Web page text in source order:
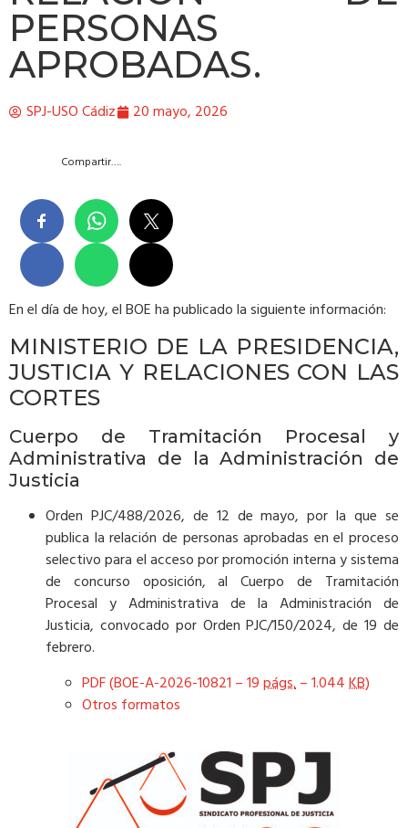
PERSONAS
APROBADAS.
SPJ-USO Cádiz 20 mayo, 2026
Compartir….
En el día de hoy, el BOE ha publicado la siguiente información:
MINISTERIO DE LA PRESIDENCIA,
JUSTICIA Y RELACIONES CON LAS
CORTES
Cuerpo de Tramitación Procesal y
Administrativa de la Administración de
Justicia
Orden PJC/488/2026, de 12 de mayo, por la que se
publica la relación de personas aprobadas en el proceso
selectivo para el acceso por promoción interna y sistema
de concurso oposición, al Cuerpo de Tramitación
Procesal y Administrativa de la Administración de
Justicia, convocado por Orden PJC/150/2024, de 19 de
febrero.
PDF (BOE-A-2026-10821 – 19págs.– 1.044KB)
Otros formatos